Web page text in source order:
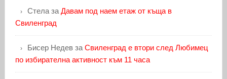
Стелаза Давам под наем етаж от къща в
Свиленград
Бисер Недевза Свиленград е втори след Любимец
по избирателна активност към 11 часа